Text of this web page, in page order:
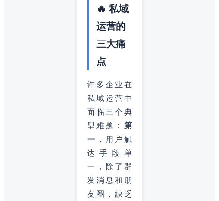
🔥 私域
运营的
三大痛
点
许多企业在
私域运营中
面临三个典
型难题： 第
一 ，用户触
达手段单
一，除了群
发消息和朋
友圈，缺乏